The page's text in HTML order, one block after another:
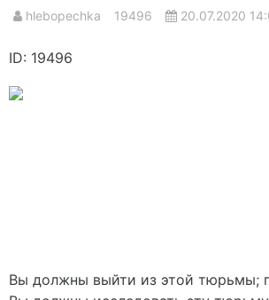
hlebopechka 19496 20.07.2020
ID: 19496
Вы должны выйти из этой тюрьмы;